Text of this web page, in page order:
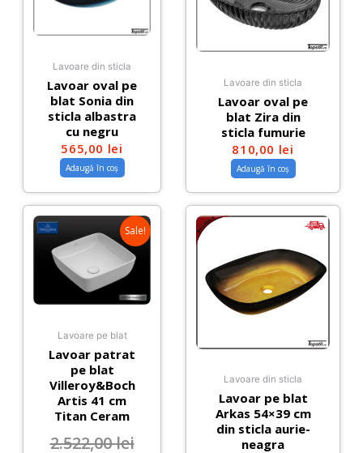
Lavoare din sticla
Lavoar oval pe
blat Sonia din
sticla albastra
cu negru
565,00 lei
Adaugă în coș
Lavoare din sticla
Lavoar oval pe
blat Zira din
sticla fumurie
810,00 lei
Adaugă în coș
Sale!
Lavoare pe blat
Lavoar patrat
pe blat
Villeroy&Boch
Artis 41 cm
Titan Ceram
2.522,00lei
Lavoare din sticla
Lavoar pe blat
Arkas 54×39 cm
din sticla aurie-
neagra